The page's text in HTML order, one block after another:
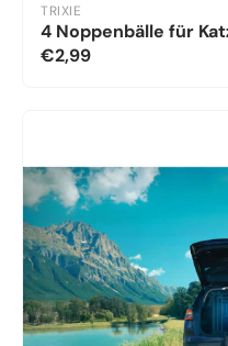
TRIXIE
4 Noppenbälle für
€2,99